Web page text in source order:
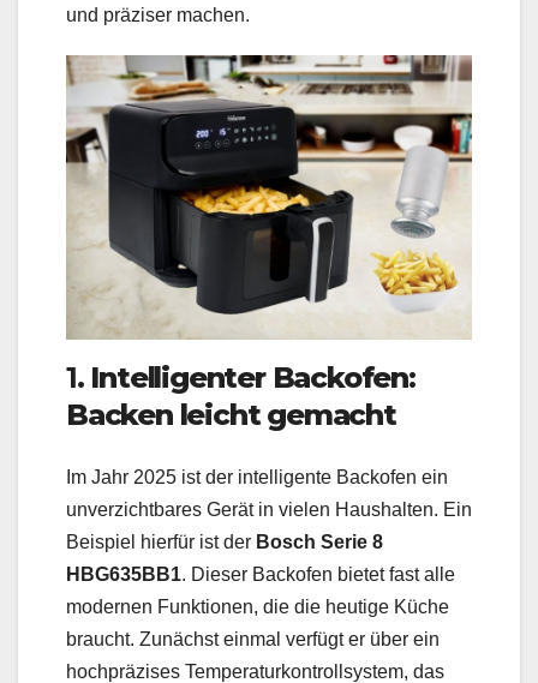
und präziser machen.
1. Intelligenter Backofen:
Backen leicht gemacht
Im Jahr 2025 ist der intelligente Backofen ein
unverzichtbares Gerät in vielen Haushalten. Ein
Beispiel hierfür ist der Bosch Serie 8
HBG635BB1. Dieser Backofen bietet fast alle
modernen Funktionen, die die heutige Küche
braucht. Zunächst einmal verfügt er über ein
hochpräzises Temperaturkontrollsystem, das